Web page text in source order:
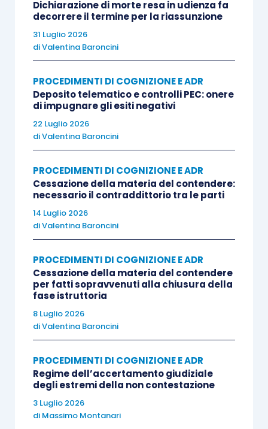
Dichiarazione di morte resa in udienza fa
decorrere il termine per la riassunzione
31 Luglio 2026
diValentina Baroncini
PROCEDIMENTI DI COGNIZIONE E ADR
Deposito telematico e controlli PEC: onere
di impugnare gli esiti negativi
22 Luglio 2026
diValentina Baroncini
PROCEDIMENTI DI COGNIZIONE E ADR
Cessazione della materia del contendere:
necessario il contraddittorio tra le parti
14 Luglio 2026
diValentina Baroncini
PROCEDIMENTI DI COGNIZIONE E ADR
Cessazione della materia del contendere
per fatti sopravvenuti alla chiusura della
fase istruttoria
8 Luglio 2026
diValentina Baroncini
PROCEDIMENTI DI COGNIZIONE E ADR
Regime dell’accertamento giudiziale
degli estremi della non contestazione
3 Luglio 2026
di Massimo Montanari